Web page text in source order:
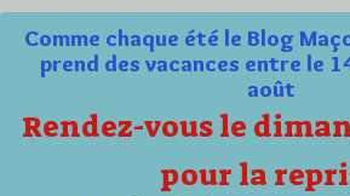
Comme chaque été le Blog
prend des vacances entre le
août
Rendez-vous le
pour la